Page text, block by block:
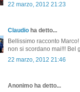
22 marzo, 2012 21:23
Claudio ha detto...
Bellissimo racconto
non si scordano mai!!! Bel
22 marzo, 2012 21:46
Anonimo ha detto...